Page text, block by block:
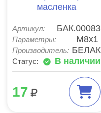
масленка
Артикул: БАК.00083
Параметры: М8х1
Производитель: БЕЛАК
Статус: В наличии
17